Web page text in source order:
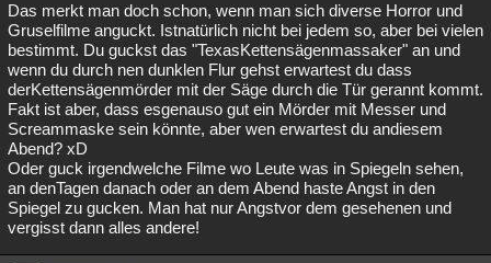
Das merkt man doch schon, wenn man sich diverse Horror und
Gruselfilme anguckt. Istnatürlich nicht bei jedem so, aber bei vielen
bestimmt. Du guckst das "TexasKettensägenmassaker" an und
wenn du durch nen dunklen Flur gehst erwartest du dass
derKettensägenmörder mit der Säge durch die Tür gerannt kommt.
Fakt ist aber, dass esgenauso gut ein Mörder mit Messer und
Screammaske sein könnte, aber wen erwartest du andiesem
Abend? xD
Oder guck irgendwelche Filme wo Leute was in Spiegeln sehen,
an denTagen danach oder an dem Abend haste Angst in den
Spiegel zu gucken. Man hat nur Angstvor dem gesehenen und
vergisst dann alles andere!